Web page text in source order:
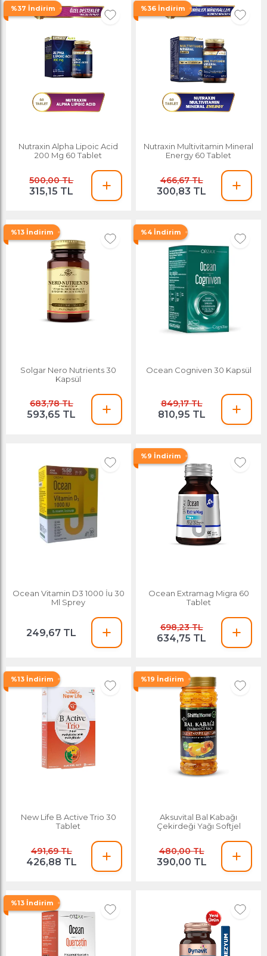
%37 İndirim
Nutraxin Alpha Lipoic Acid
200 Mg 60 Tablet
500,00 TL
315,15 TL
%36 İndirim
Nutraxin Multivitamin Mineral
Energy 60 Tablet
466,67 TL
300,83 TL
%13 İndirim
Solgar Nero Nutrients 30
Kapsül
683,78 TL
593,65 TL
%4 İndirim
Ocean Cogniven 30 Kapsül
849,17 TL
810,95 TL
Ocean Vitamin D3 1000 İu 30
Ml Sprey
249,67 TL
%9 İndirim
Ocean Extramag Migra 60
Tablet
698,23 TL
634,75 TL
%13 İndirim
New Life B Active Trio 30
Tablet
491,69 TL
426,88 TL
%19 İndirim
Aksuvital Bal Kabağı
Çekirdeği Yağı Softjel
480,00 TL
390,00 TL
%13 İndirim